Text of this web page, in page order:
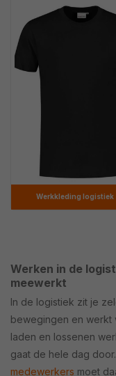
Werkkleding logistiek
Werken in de
meewerkt
In de logistiek zit je
bewegingen en werkt
laden en lossenen
gaat de hele dag door.
medewerkers moet